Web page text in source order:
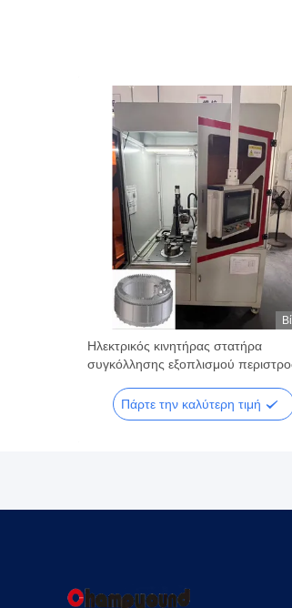
Ηλεκτρικός κινητήρας στατήρα
συγκόλλησης εξοπλισμού
Πάρτε την καλύτερη τιμή